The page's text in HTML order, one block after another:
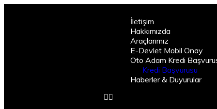
İletişim
Hakkımızda
Araçlarımız
E-Devlet Mobil Onay
Oto Adam Kredi
Kredi Başvurusu
Haberler & Duyurular